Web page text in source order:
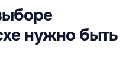
нужно быть